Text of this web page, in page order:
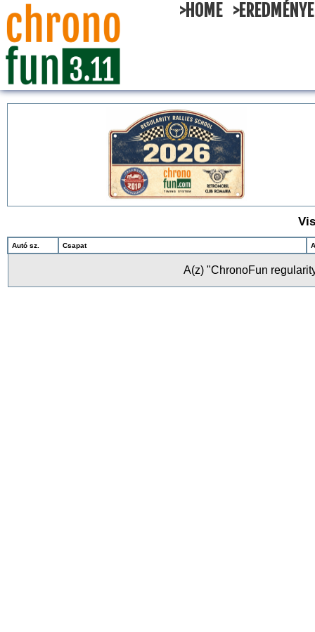
>HOME
Autó sz. Csapat
A(z) "ChronoFun